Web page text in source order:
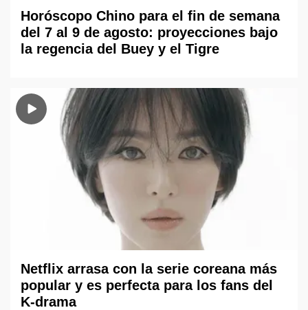
Horóscopo Chino para el fin de semana
del 7 al 9 de agosto: proyecciones bajo
la regencia del Buey y el Tigre
Netflix arrasa con la serie coreana más
popular y es perfecta para los fans del
K-drama